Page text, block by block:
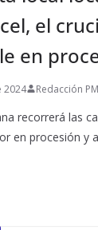
el
en
2024 Redacción PM
recorrerá las
en procesión y